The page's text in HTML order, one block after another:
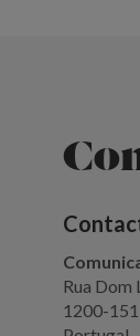
Rua Dom
1200-